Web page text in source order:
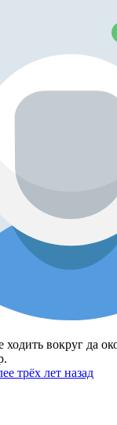
вокруг да
трёх лет назад